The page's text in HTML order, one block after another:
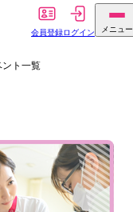
会員登録ログイン メニュー
ト一覧